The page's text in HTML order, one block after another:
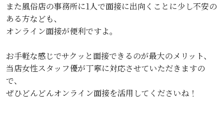
また風俗店の事務所に1人で面接に出向くことに少し不安の
ある方なども、
オンライン面接が便利ですよ。
お手軽な感じでサクッと面接できるのが最大のメリット、
当店女性スタッフ優が丁寧に対応させていただきますの
で、
ぜひどんどんオンライン面接を活用してくださいね！